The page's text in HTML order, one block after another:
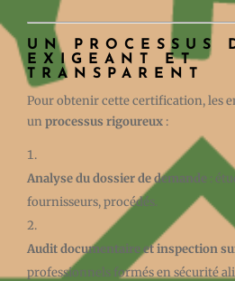
UN PROCESSUS
EXIGEANT ET
TRANSPARENT
Pour obtenir cette certification, les
unprocessus rigoureux :
Analyse du dossier de demande :
fournisseurs, procédés.
Audit documentaire et inspection
professionnels formés en sécurité